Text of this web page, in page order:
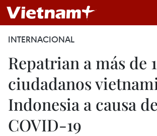
INTERNACIONAL
Repatrian a más de
ciudadanos
Indonesia a causa
COVID-19